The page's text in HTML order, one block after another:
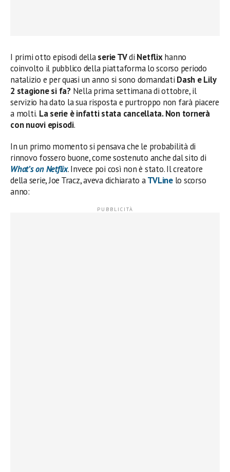
I primi otto episodi dellaserie TVdi Netflixhanno
coinvolto il pubblico della piattaforma lo scorso periodo
natalizio e per quasi un anno si sono domandati Dash e Lily
2 stagione si fa?Nella prima settimana di ottobre, il
servizio ha dato la sua risposta e purtroppo non farà piacere
a molti. La serie è infatti stata cancellata. Non tornerà
con nuovi episodi.
In un primo momento si pensava che le probabilità di
rinnovo fossero buone, come sostenuto anche dal sito di
What’s on Netflix. Invece poi così non è stato. Il creatore
della serie, Joe Tracz, aveva dichiarato aTVLinelo scorso
anno: